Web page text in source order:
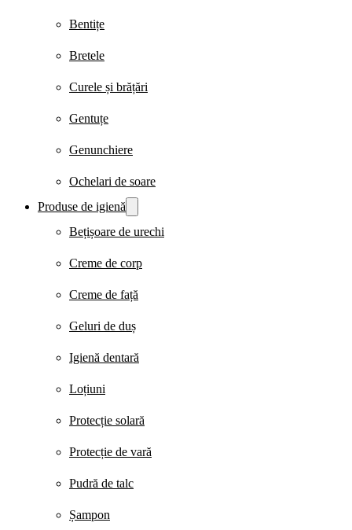
Bentițe
Bretele
Curele și brățări
Gentuțe
Genunchiere
Ochelari de soare
Produse de igienă
Bețișoare de urechi
Creme de corp
Creme de față
Geluri de duș
Igienă dentară
Loțiuni
Protecție solară
Protecție de vară
Pudră de talc
Șampon